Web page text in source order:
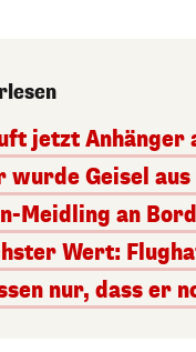
jetzt
wurde Geisel
Meidling an
Wert:
nur, dass er